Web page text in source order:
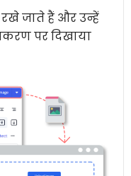
जाते हैं और उन्हें
पर दिखाया